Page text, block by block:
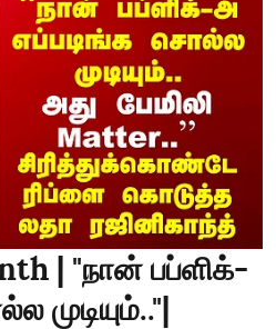
| "நான் பப்ளிக்-
முடியும்.."|